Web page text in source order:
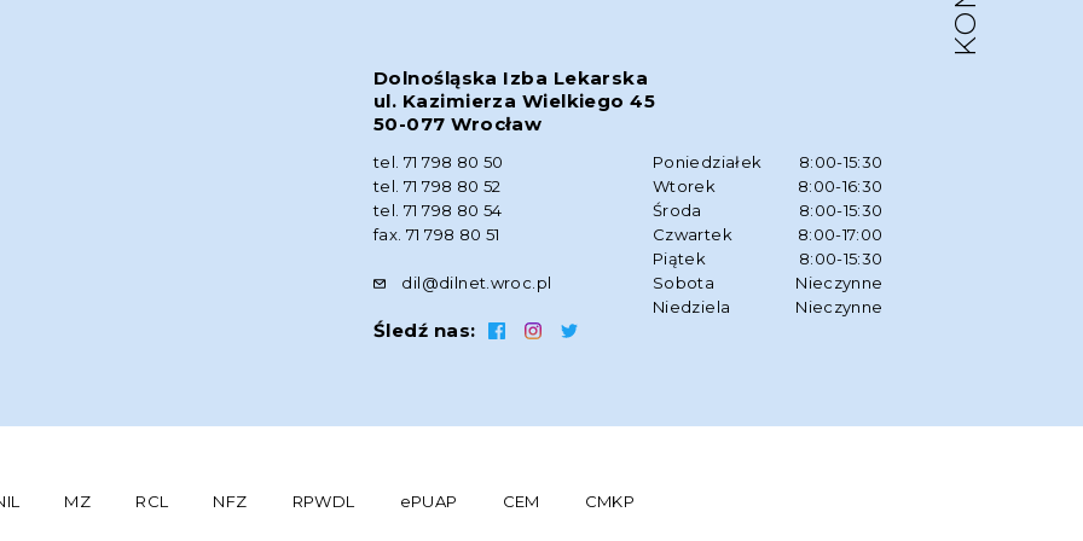
Dolnośląska Izba Lekarska
ul. Kazimierza Wielkiego 45
50-077 Wrocław
tel. 71 798 80 50
tel. 71 798 80 52
tel. 71 798 80 54
fax. 71 798 80 51
dil@dilnet.wroc.pl
Śledź nas:
Poniedziałek
8:00-15:30
Wtorek
8:00-16:30
Środa
8:00-15:30
Czwartek
8:00-17:00
Piątek
8:00-15:30
Sobota
Nieczynne
Niedziela
Nieczynne
MZ RCL NFZ RPWDL ePUAP CEM CMKP